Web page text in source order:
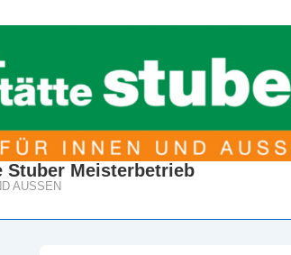
Stuber Meisterbetrieb
AUSSEN